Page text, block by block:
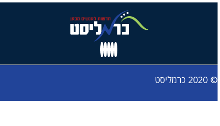
© 2020 כרמליסט